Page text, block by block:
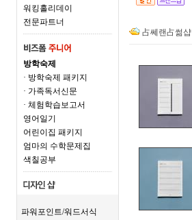
워킹홀리데이
전문파트너
방학숙제
· 방학숙제 패키지
· 가족독서신문
· 체험학습보고서
영어일기
어린이집 패키지
엄마의 수학문제집
색칠공부
파워포인트/워드서식
占쎄랜占썲샵